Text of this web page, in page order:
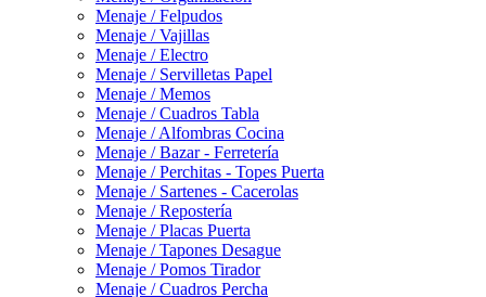
Menaje / Felpudos
Menaje / Vajillas
Menaje / Electro
Menaje / Servilletas Papel
Menaje / Memos
Menaje / Cuadros Tabla
Menaje / Alfombras Cocina
Menaje / Bazar - Ferretería
Menaje / Perchitas - Topes Puerta
Menaje / Sartenes - Cacerolas
Menaje / Repostería
Menaje / Placas Puerta
Menaje / Tapones Desague
Menaje / Pomos Tirador
Menaje / Cuadros Percha